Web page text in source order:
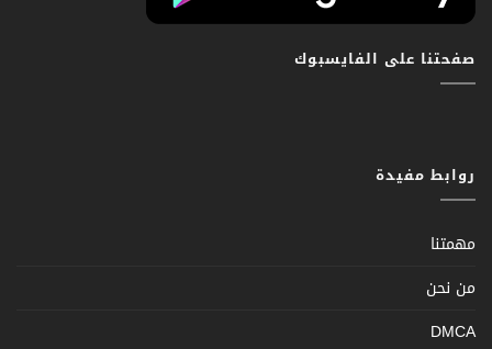
صفحتنا على الفايسبوك
روابط مفيدة
مهمتنا
من نحن
DMCA